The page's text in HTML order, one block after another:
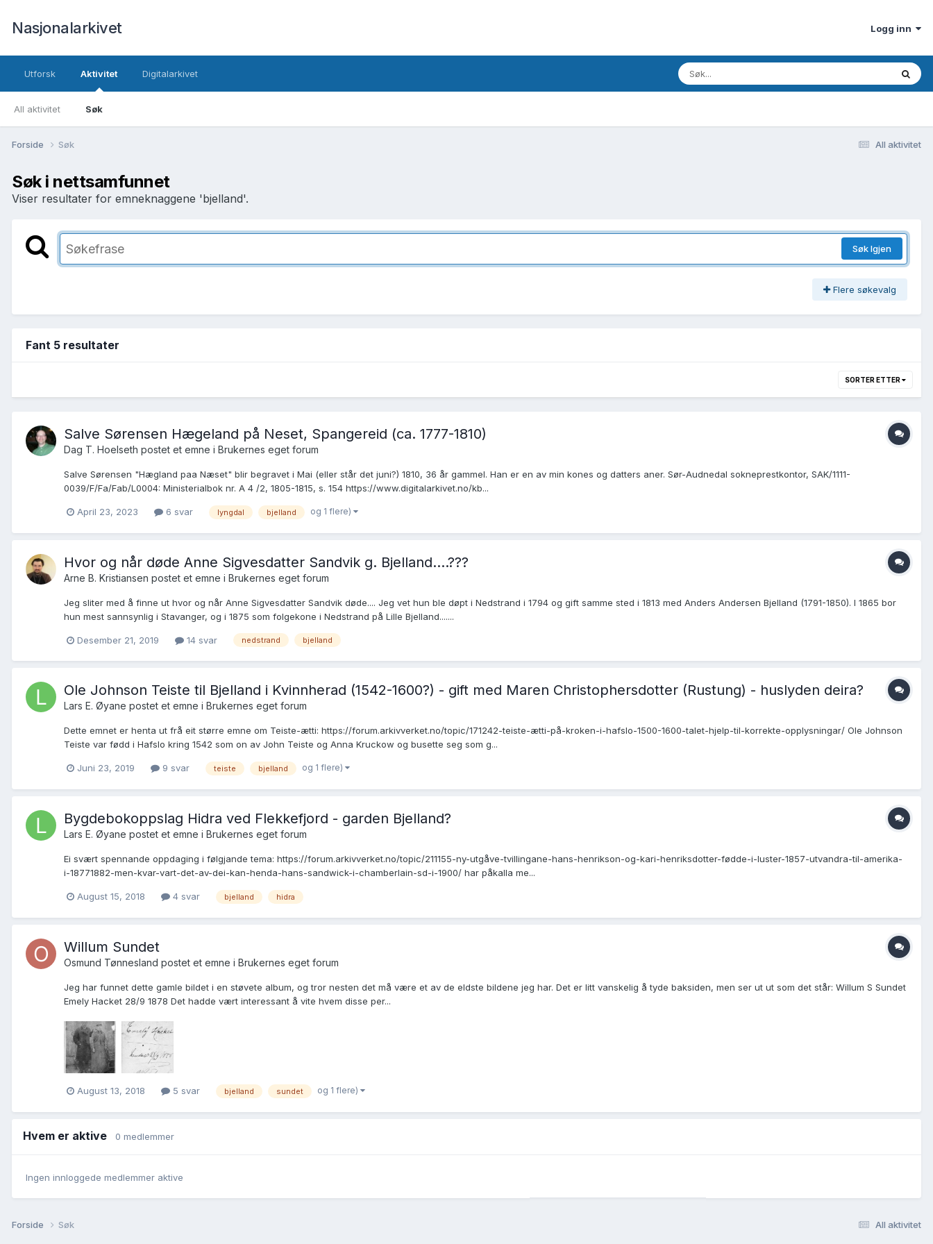
Nasjonalarkivet Logg inn
Utforsk Aktivitet
All aktivitet Søk
Digitalarkivet
All aktivitet
Forside Søk
Søk i nettsamfunnet
Viser resultater for emneknaggene 'bjelland'.
Søk Igjen
Flere søkevalg
Fant 5 resultater
SORTER ETTER
Salve Sørensen Hægeland på Neset, Spangereid (ca. 1777-1810)
Dag T. Hoelseth postet et emne i Brukernes eget forum
Salve Sørensen "Hægland paa Næset" blir begravet i Mai (eller står det juni?) 1810, 36 år gammel. Han er en av min kones og datters aner. Sør-Audnedal sokneprestkontor, SAK/1111-
0039/F/Fa/Fab/L0004: Ministerialbok nr. A 4 /2, 1805-1815, s. 154 https://www.digitalarkivet.no/kb...
April 23, 2023 6 svar lyngdal bjelland og 1 flere)
Hvor og når døde Anne Sigvesdatter Sandvik g. Bjelland....???
Arne B. Kristiansen postet et emne i Brukernes eget forum
Jeg sliter med å finne ut hvor og når Anne Sigvesdatter Sandvik døde.... Jeg vet hun ble døpt i Nedstrand i 1794 og gift samme sted i 1813 med Anders Andersen Bjelland (1791-1850). I 1865 bor
hun mest sannsynlig i Stavanger, og i 1875 som folgekone i Nedstrand på Lille Bjelland.......
Desember 21, 2019 14 svar nedstrand bjelland
Ole Johnson Teiste til Bjelland i Kvinnherad (1542-1600?) - gift med Maren Christophersdotter (Rustung) - huslyden deira?
Lars E. Øyane postet et emne i Brukernes eget forum
Dette emnet er henta ut frå eit større emne om Teiste-ætti: https://forum.arkivverket.no/topic/171242-teiste-ætti-på-kroken-i-hafslo-1500-1600-talet-hjelp-til-korrekte-opplysningar/ Ole Johnson
Teiste var fødd i Hafslo kring 1542 som on av John Teiste og Anna Kruckow og busette seg som g...
Juni 23, 2019 9 svar teiste bjelland og 1 flere)
Bygdebokoppslag Hidra ved Flekkefjord - garden Bjelland?
Lars E. Øyane postet et emne i Brukernes eget forum
Ei svært spennande oppdaging i følgjande tema: https://forum.arkivverket.no/topic/211155-ny-utgåve-tvillingane-hans-henrikson-og-kari-henriksdotter-fødde-i-luster-1857-utvandra-til-amerika-
i-18771882-men-kvar-vart-det-av-dei-kan-henda-hans-sandwick-i-chamberlain-sd-i-1900/ har påkalla me...
August 15, 2018 4 svar bjelland hidra
Willum Sundet
Osmund Tønnesland postet et emne i Brukernes eget forum
Jeg har funnet dette gamle bildet i en støvete album, og tror nesten det må være et av de eldste bildene jeg har. Det er litt vanskelig å tyde baksiden, men ser ut ut som det står: Willum S Sundet
Emely Hacket 28/9 1878 Det hadde vært interessant å vite hvem disse per...
August 13, 2018 5 svar bjelland sundet og 1 flere)
Hvem er aktive 0 medlemmer
Ingen innloggede medlemmer aktive
All aktivitet
Forside Søk